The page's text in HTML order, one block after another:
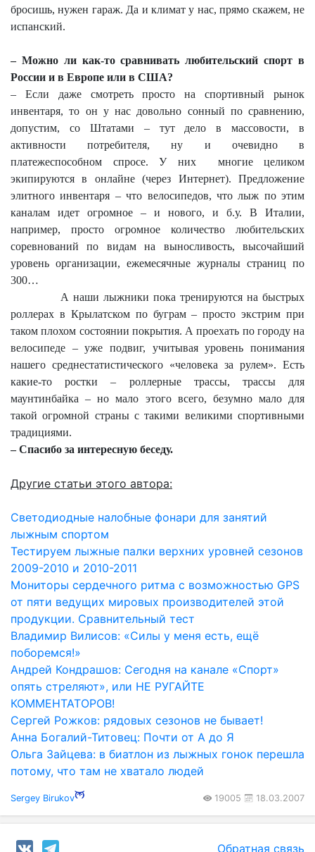
бросишь, нужен гараж. Да и климат у нас, прямо скажем, не
испанский.
– Можно ли как-то сравнивать любительский спорт в
России и в Европе или в США?
– Если даже смотреть просто на спортивный рынок
инвентаря, то он у нас довольно сонный по сравнению,
допустим, со Штатами – тут дело в массовости, в
активности потребителя, ну и очевидно в
платежеспособном спросе. У них
многие целиком
экипируются в онлайне (через Интернет). Предложение
элитного инвентаря – что велосипедов, что лыж по этим
каналам идет огромное – и нового, и б.у. В Италии,
например, просто огромное количество любительских
соревнований по видам на выносливость, высочайший
уровень организации, ежемесячные журналы страниц по
300…
А наши лыжники пока тренируются на быстрых
роллерах в Крылатском по буграм – просто экстрим при
таком плохом состоянии покрытия. А проехать по городу на
велосипеде – уже подвиг, учитывая уровень понимания
нашего среднестатистического «человека за рулем». Есть
какие-то ростки – роллерные трассы, трассы для
маунтинбайка – но мало этого всего, безумно мало для
такой огромной страны с такими великими спортивными
традициями.
– Спасибо за интересную беседу.
Другие статьи этого автора:
Светодиодные налобные фонари для занятий
лыжным спортом
Тестируем лыжные палки верхних уровней сезонов
2009-2010 и 2010-2011
Мониторы сердечного ритма с возможностью GPS
от пяти ведущих мировых производителей этой
продукции. Сравнительный тест
Владимир Вилисов: «Силы у меня есть, ещё
поборемся!»
Андрей Кондрашов: Сегодня на канале «Спорт»
опять стреляют», или НЕ РУГАЙТЕ
КОММЕНТАТОРОВ!
Сергей Рожков: рядовых сезонов не бывает!
Анна Богалий-Титовец: Почти от А до Я
Ольга Зайцева: в биатлон из лыжных гонок перешла
потому, что там не хватало людей
Sergey Birukov 19005 18.03.2007
Обратная связь